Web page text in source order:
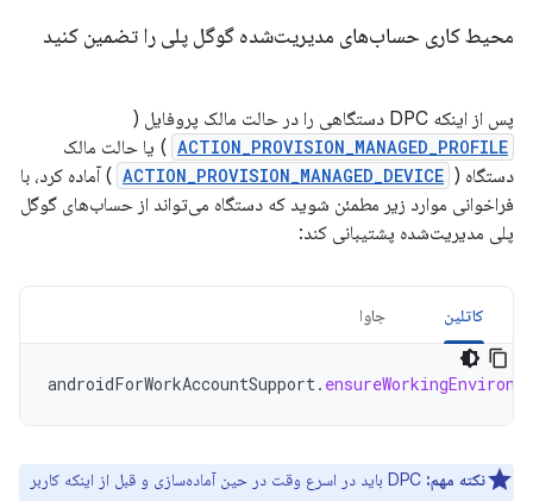
محیط کاری حساب‌های مدیریت‌شده گوگل پلی را تضمین کنید
پس از اینکه DPC دستگاهی را در حالت مالک پروفایل (
ACTION_PROVISION_MANAGED_PROFILE ) یا حالت مالک
دستگاه ( ACTION_PROVISION_MANAGED_DEVICE ) آماده کرد، با
فراخوانی موارد زیر مطمئن شوید که دستگاه می‌تواند از حساب‌های گوگل
پلی مدیریت‌شده پشتیبانی کند:
کاتلین جاوا
androidForWorkAccountSupport.
نکته مهم:
DPC باید در اسرع وقت در حین آماده‌سازی و قبل از اینکه کاربر